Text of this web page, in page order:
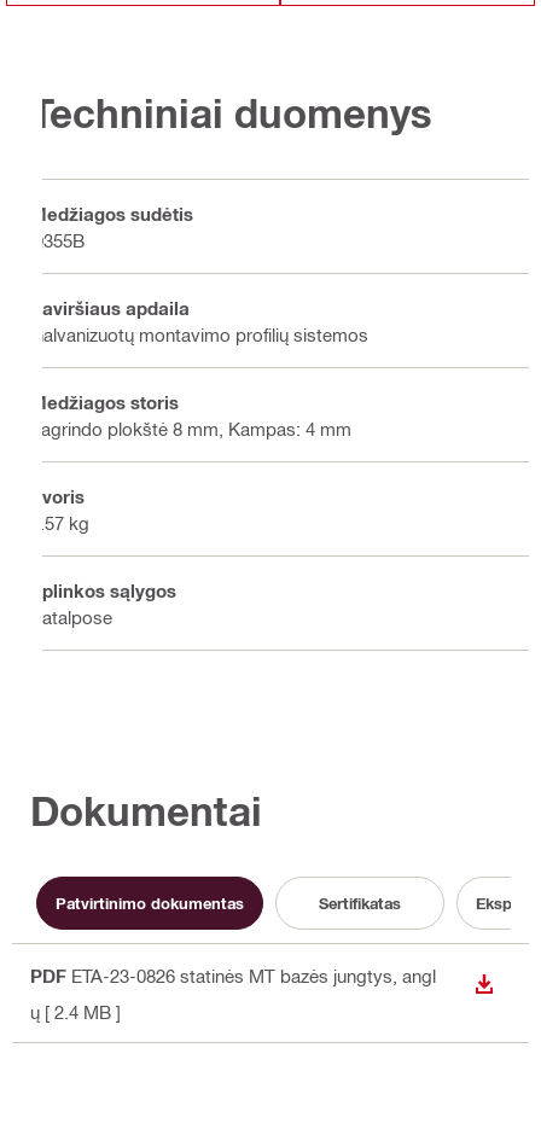
Techniniai duomenys
Medžiagos sudėtis
Q355B
Paviršiaus apdaila
Galvanizuotų montavimo profilių sistemos
Medžiagos storis
pagrindo plokštė 8 mm, Kampas: 4 mm
Svoris
2.57 kg
Aplinkos sąlygos
Patalpose
Dokumentai
Patvirtinimo dokumentas Sertifikatas
PDF ETA-23-0826 statinės MT bazės jungtys , angl
ų [ 2.4 MB ]